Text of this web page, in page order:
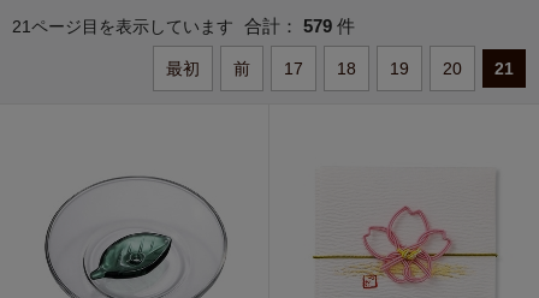
21ページ目を表示しています 合計： 579 件
最初 前 17 18 19 20 21